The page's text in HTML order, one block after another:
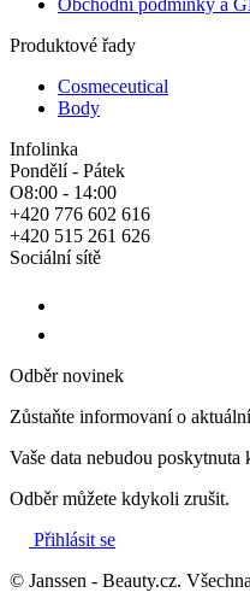
Produktové řady
Cosmeceutical
Body
Infolinka
Pondělí - Pátek
O8:00 - 14:00
+420 776 602 616
+420 515 261 626
Sociální sítě
Odběr novinek
Zůstaňte informovaní o
Vaše data nebudou poskytnuta
Odběr můžete kdykoli zrušit.
Přihlásit se
© Janssen - Beauty.cz.